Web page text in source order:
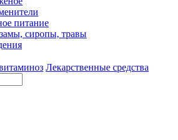
питание
сиропы, травы
Лекарственные средства